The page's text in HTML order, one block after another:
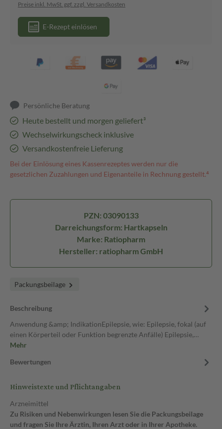
Preise inkl. MwSt. ggf. zzgl. Versandkosten
E-Rezept einlösen
Persönliche Beratung
Heute bestellt und morgen geliefert³
Wechselwirkungscheck inklusive
Versandkostenfreie Lieferung
Bei der Einlösung eines Kassenrezeptes werden nur die
gesetzlichen Zuzahlungen und Eigenanteile in Rechnung gestellt.⁴
PZN: 03090133
Darreichungsform: Hartkapseln
Marke: Ratiopharm
Hersteller: ratiopharm GmbH
Packungsbeilage
Beschreibung
Anwendung &amp; IndikationEpilepsie, wie: Epilepsie, fokal (auf
einen Körperteil oder Funktion begrenzte Anfälle) Epilepsie,…
Mehr
Bewertungen
Hinweistexte und Pflichtangaben
Arzneimittel
Zu Risiken und Nebenwirkungen lesen Sie die Packungsbeilage
und fragen Sie Ihre Ärztin, Ihren Arzt oder in Ihrer Apotheke.